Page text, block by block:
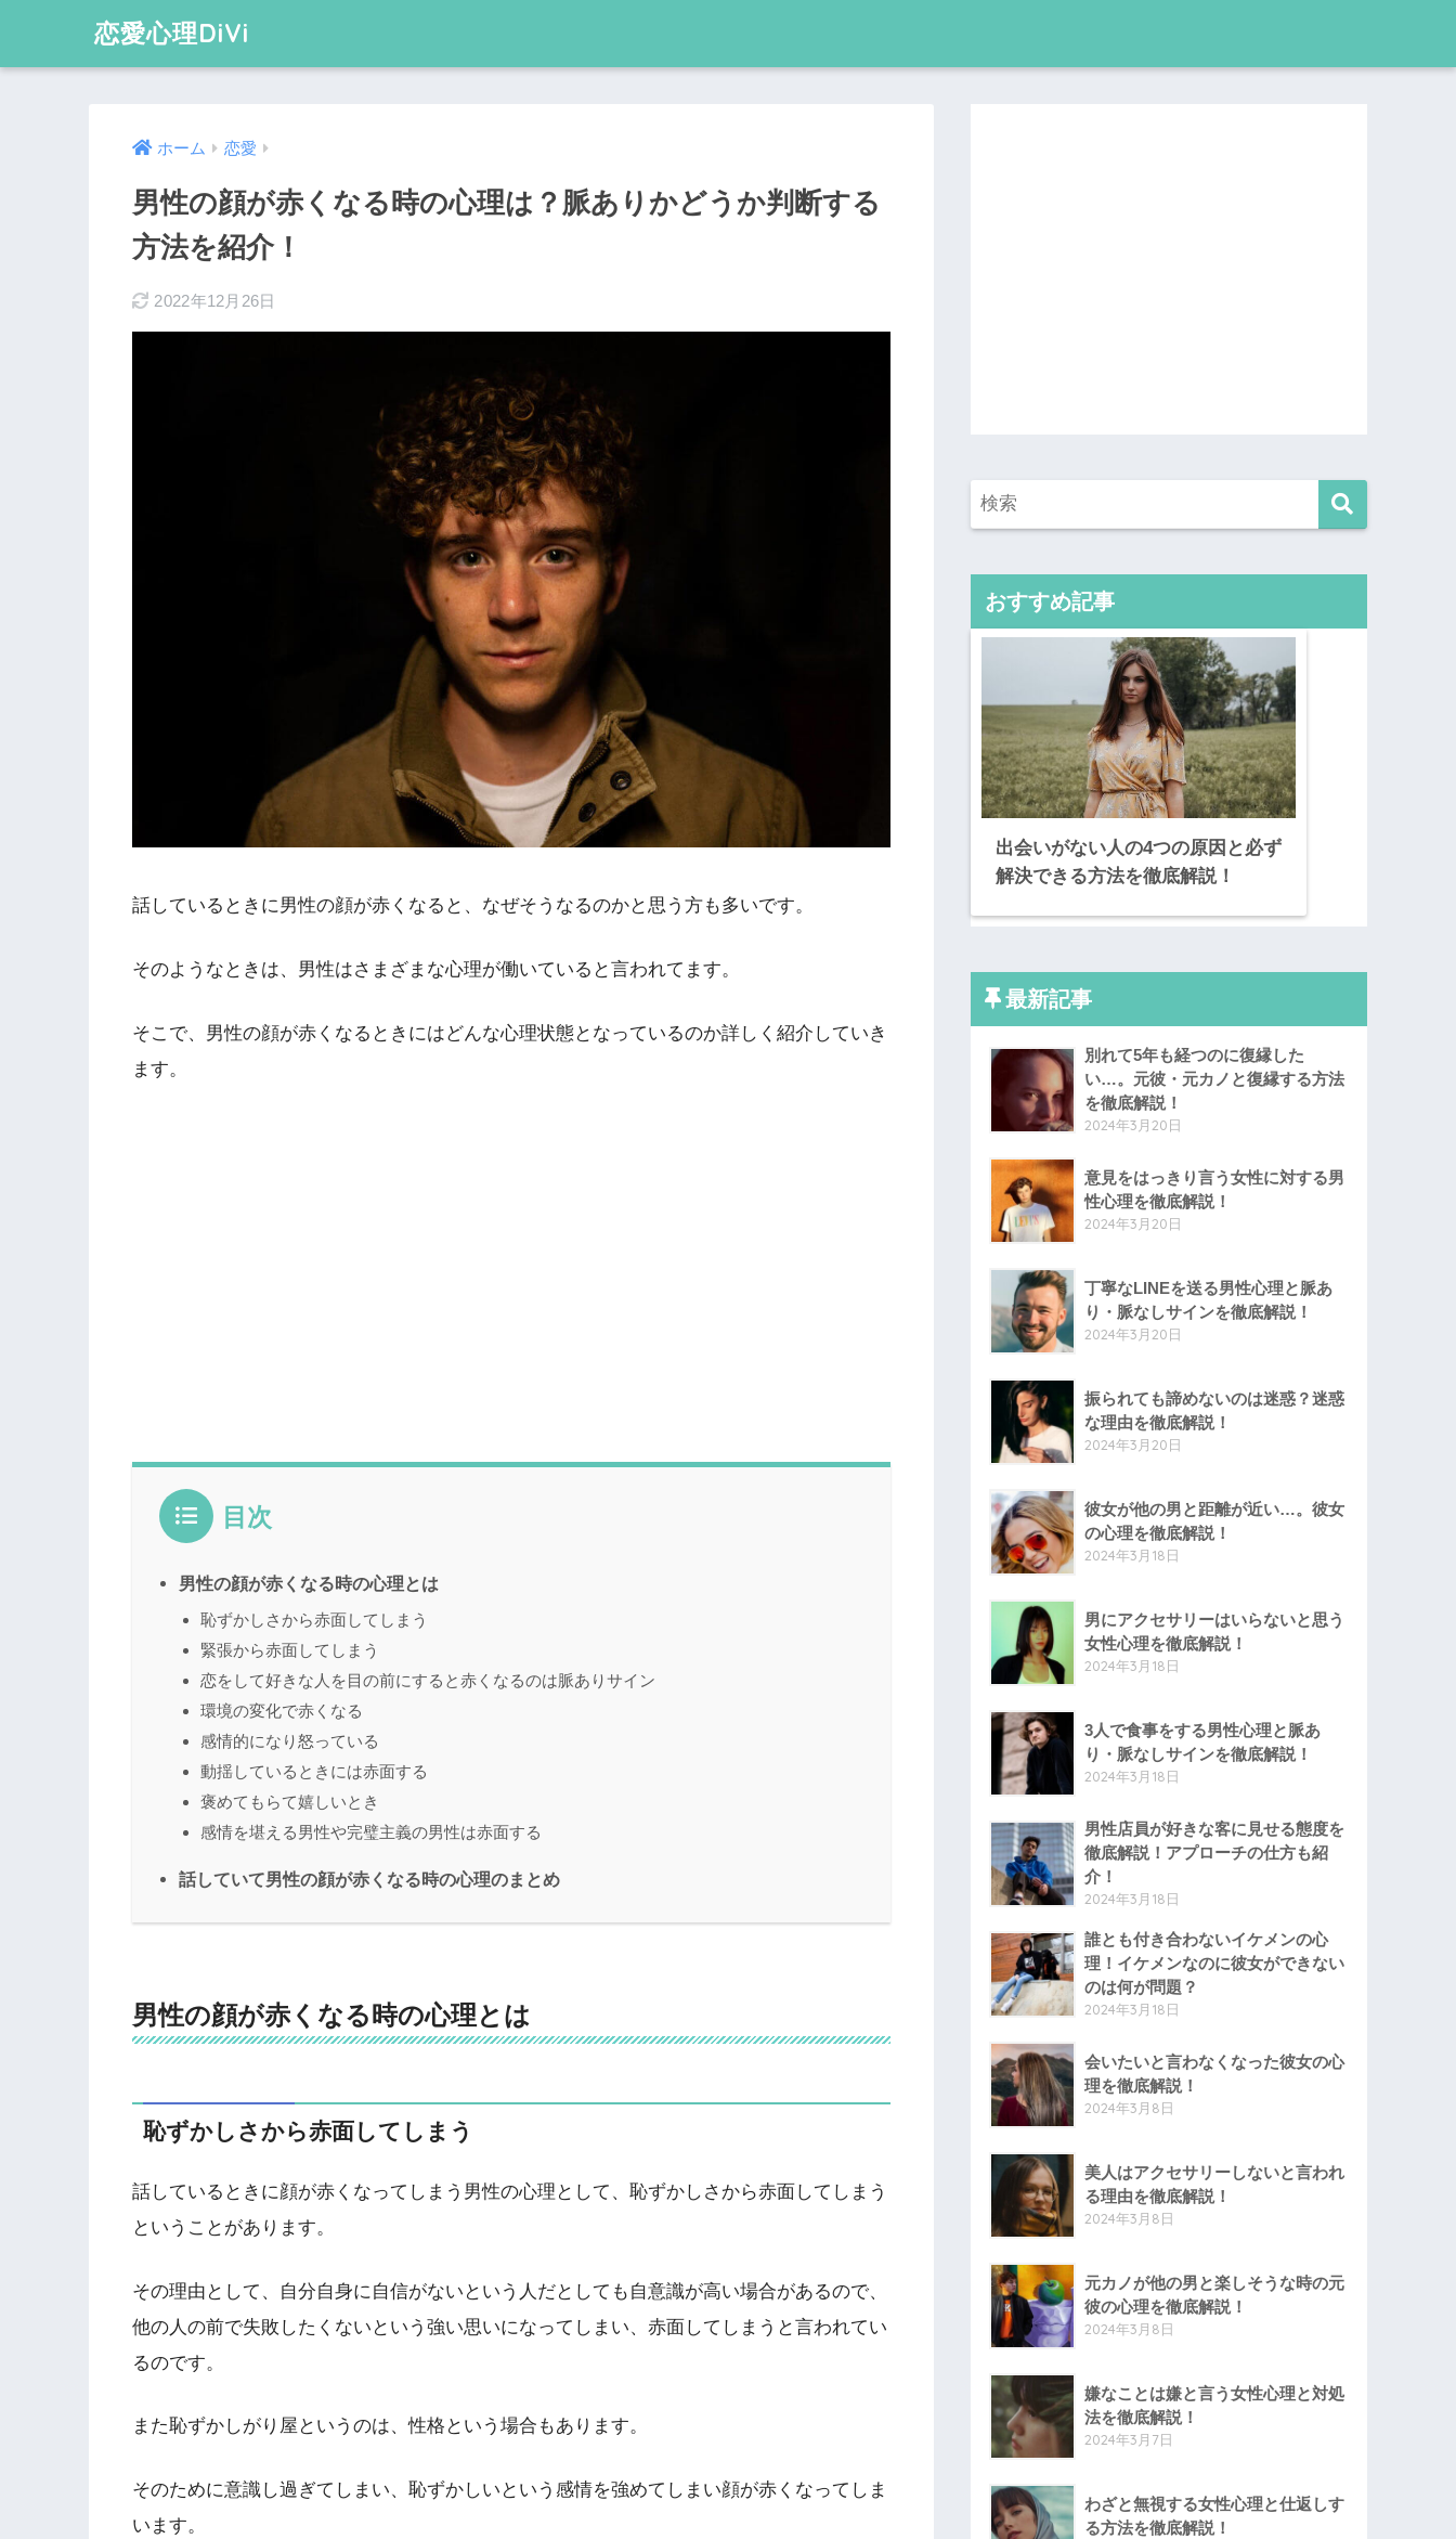
恋愛心理DiVi
ホーム 恋愛
男性の顔が赤くなる時の心理は？脈ありかどうか判断する
方法を紹介！
2022年12月26日
話しているときに男性の顔が赤くなると、なぜそうなるのかと思う方も多いです。
そのようなときは、男性はさまざまな心理が働いていると言われてます。
そこで、男性の顔が赤くなるときにはどんな心理状態となっているのか詳しく紹介していき
ます。
目次
男性の顔が赤くなる時の心理とは
恥ずかしさから赤面してしまう
緊張から赤面してしまう
恋をして好きな人を目の前にすると赤くなるのは脈ありサイン
環境の変化で赤くなる
感情的になり怒っている
動揺しているときには赤面する
褒めてもらて嬉しいとき
感情を堪える男性や完璧主義の男性は赤面する
話していて男性の顔が赤くなる時の心理のまとめ
男性の顔が赤くなる時の心理とは
恥ずかしさから赤面してしまう
話しているときに顔が赤くなってしまう男性の心理として、恥ずかしさから赤面してしまう
ということがあります。
その理由として、自分自身に自信がないという人だとしても自意識が高い場合があるので、
他の人の前で失敗したくないという強い思いになってしまい、赤面してしまうと言われてい
るのです。
また恥ずかしがり屋というのは、性格という場合もあります。
そのために意識し過ぎてしまい、恥ずかしいという感情を強めてしまい顔が赤くなってしま
います。
おすすめ記事
出会いがない人の4つの原因と必ず
解決できる方法を徹底解説！
最新記事
別れて5年も経つのに復縁した
い…。元彼・元カノと復縁する方法
を徹底解説！
2024年3月20日
意見をはっきり言う女性に対する男
性心理を徹底解説！
2024年3月20日
丁寧なLINEを送る男性心理と脈あ
り・脈なしサインを徹底解説！
2024年3月20日
振られても諦めないのは迷惑？迷惑
な理由を徹底解説！
2024年3月20日
彼女が他の男と距離が近い…。彼女
の心理を徹底解説！
2024年3月18日
男にアクセサリーはいらないと思う
女性心理を徹底解説！
2024年3月18日
3人で食事をする男性心理と脈あ
り・脈なしサインを徹底解説！
2024年3月18日
男性店員が好きな客に見せる態度を
徹底解説！アプローチの仕方も紹
介！
2024年3月18日
誰とも付き合わないイケメンの心
理！イケメンなのに彼女ができない
のは何が問題？
2024年3月18日
会いたいと言わなくなった彼女の心
理を徹底解説！
2024年3月8日
美人はアクセサリーしないと言われ
る理由を徹底解説！
2024年3月8日
元カノが他の男と楽しそうな時の元
彼の心理を徹底解説！
2024年3月8日
嫌なことは嫌と言う女性心理と対処
法を徹底解説！
2024年3月7日
わざと無視する女性心理と仕返しす
る方法を徹底解説！